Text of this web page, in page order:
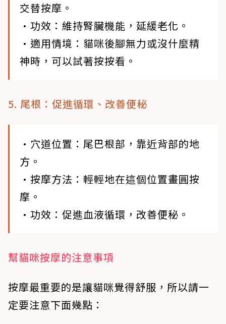
交替按摩。
•功效 ：維持腎臟機能，延緩老化。
•適用情境 ：貓咪後腳無力或沒什麼精
神時，可以試著按按看。
5. 尾根：促進循環、改善便秘
•穴道位置 ：尾巴根部，靠近背部的地
方。
•按摩方法 ：輕輕地在這個位置畫圓按
摩。
•功效 ：促進血液循環，改善便秘。
幫貓咪按摩的注意事項
按摩最重要的是讓貓咪覺得舒服，所以請一
定要注意下面幾點：